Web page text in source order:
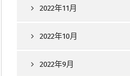
2022年11月
2022年10月
2022年9月